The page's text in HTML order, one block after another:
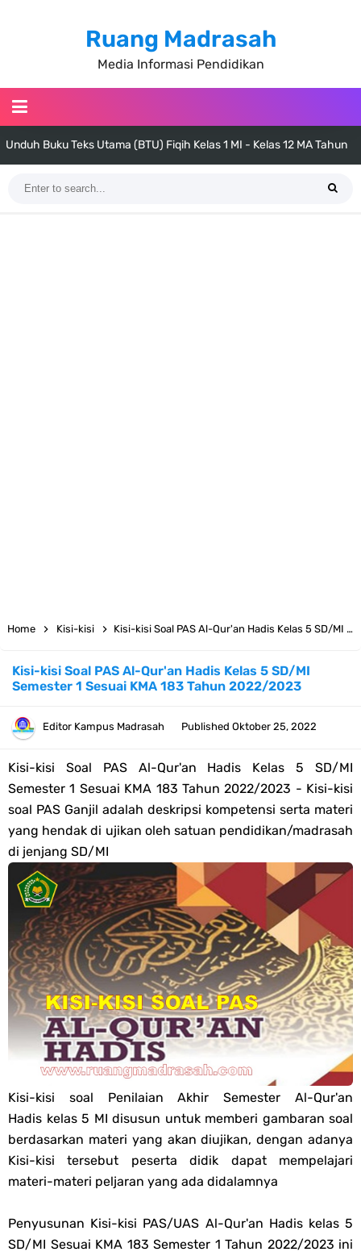
Ruang Madrasah
Media Informasi Pendidikan
Unduh Buku Teks Utama (BTU) Fiqih Kelas 1 MI - Kelas 12 MA Tahun
Bank Soal PAT Semester 2 Kelas 4 SD/MI Tahun 2026
Pendaftaran Akun Google Workspace bagi GTK Madrasah
Panduan GOOGLE WORKSPACE (GWS) Untuk Guru Madrasah
Bank Soal ASAT/PAT Kelas 5 SD/MI Kurikulum Merdeka Tahun 2026
Bank Soal PAT Kelas 6 SD/MI Semester 2 Kurikulum Merdeka Tahun
2026
Kisi-kisi Soal US/UM Jenjang SD/MI Tahun 2026 Lengkap
POS UM Jenjang MI, MTs Dan MA Tahun 2026
Jawaban Tugas Mandiri Dan Tugas Refleksi Modul Pedagogik SKI
PPG 2025
Jawaban Tugas Mandiri Dan Tugas Refleksi Modul Pedagogik Fiqih
PPG 2025
Jawaban Tugas Mandiri Dan Tugas Refleksi Modul Pedagogik Akidah
Akhlak PPG 2025
Jawaban Tugas Mandiri Dan Tugas Refleksi Modul Pedagogik Al-
Home Kisi-kisi Kisi-kisi Soal PAS Al-Qur'an Hadis Kelas 5 SD/MI Semester 1 Sesuai KMA 183 Tahun 2022/2023
Kisi-kisi Soal PAS Al-Qur'an Hadis Kelas 5 SD/MI
Semester 1 Sesuai KMA 183 Tahun 2022/2023
Editor Kampus Madrasah Published Oktober 25, 2022
Kisi-kisi Soal PAS Al-Qur'an Hadis Kelas 5 SD/MI
Semester 1 Sesuai KMA 183 Tahun 2022/2023 - Kisi-kisi
soal PAS Ganjil adalah deskripsi kompetensi serta materi
yang hendak di ujikan oleh satuan pendidikan/madrasah
di jenjang SD/MI
Kisi-kisi soal Penilaian Akhir Semester Al-Qur'an
Hadis kelas 5 MI disusun untuk memberi gambaran soal
berdasarkan materi yang akan diujikan, dengan adanya
Kisi-kisi tersebut peserta didik dapat mempelajari
materi-materi peljaran yang ada didalamnya
Penyusunan Kisi-kisi PAS/UAS Al-Qur'an Hadis kelas 5
SD/MI Sesuai KMA 183 Semester 1 Tahun 2022/2023 ini